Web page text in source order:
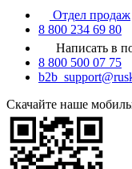
Отдел продаж
8 800 234 69 80
Написать в
8 800 500 07 75
Скачайте наше